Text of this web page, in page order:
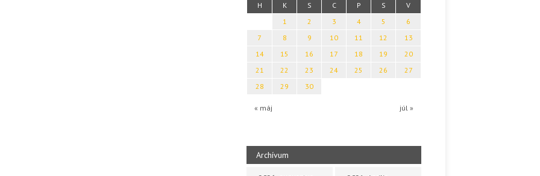
H K S C P S V
« máj júl »
1 2 3 4 5
6
7
8 9 10 11 12
13
14
15 16 17 18 19
20
21
22 23 24 25 26
27
28
29 30
Archívum